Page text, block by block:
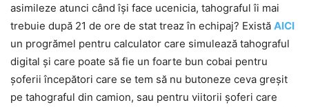
asimileze atunci când își face ucenicia, tahograful îi mai
trebuie după 21 de ore de stat treaz în echipaj? Există AICI
un progrămel pentru calculator care simulează tahograful
digital și care poate să fie un foarte bun cobai pentru
șoferii începători care se tem să nu butoneze ceva greșit
pe tahograful din camion, sau pentru viitorii șoferi care